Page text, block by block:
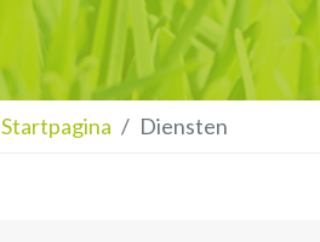
Startpagina Diensten